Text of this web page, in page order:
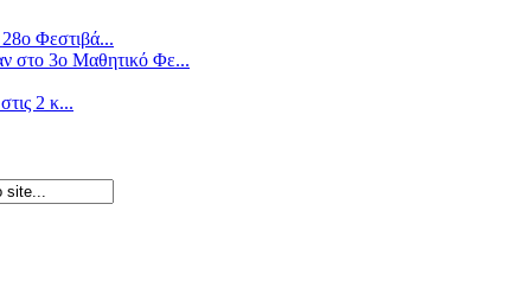
Φεστιβά...
στο 3ο Μαθητικό Φε...
2 κ...